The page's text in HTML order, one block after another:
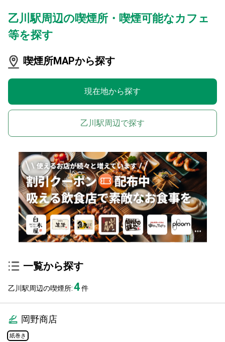
乙川駅周辺の喫煙所・喫煙可能なカフェ
等を探す
喫煙所MAPから探す
現在地から探す
乙川駅周辺で探す
一覧から探す
乙川駅周辺の喫煙所:4件
岡野商店
紙巻き